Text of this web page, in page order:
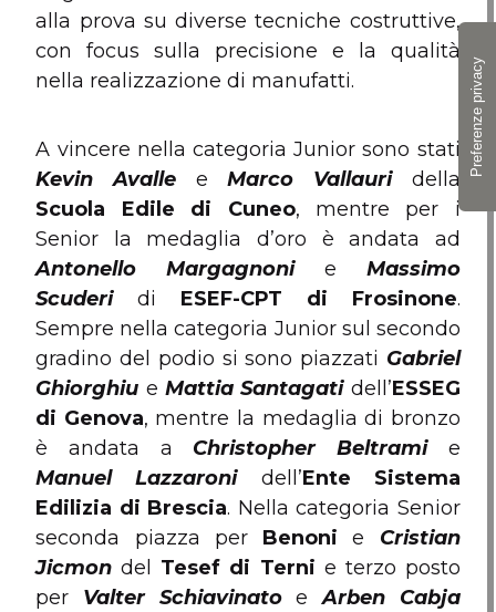
alla prova su diverse tecniche costruttive,
con focus sulla precisione e la qualità
nella realizzazione di manufatti.
A vincere nella categoria Junior sono stati
Kevin Avalle eMarco Vallauridella
Scuola Edile di Cuneo, mentre per i
Senior la medaglia d’oro è andata ad
Antonello Margagnonie Massimo
Scuderidi ESEF-CPT di Frosinone.
Sempre nella categoria Junior sul secondo
gradino del podio si sono piazzati Gabriel
Ghiorghiu e Mattia Santagatidell’ESSEG
di Genova, mentre la medaglia di bronzo
è andata a Christopher Beltramie
Manuel Lazzaronidell’Ente Sistema
Edilizia di Brescia. Nella categoria Senior
seconda piazza per Benoni e Cristian
Jicmon del Tesef di Terni e terzo posto
per Valter SchiavinatoeArben Cabja